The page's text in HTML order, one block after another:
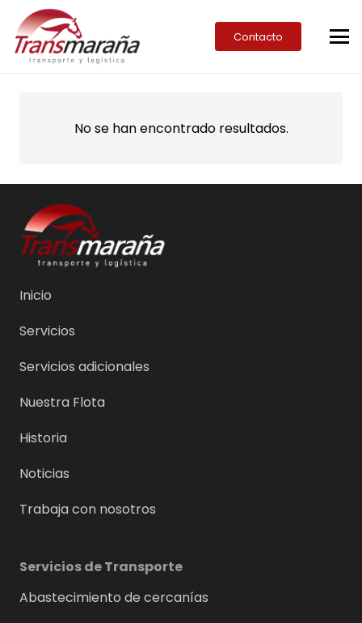
Contacto
No se han encontrado resultados.
Inicio
Servicios
Servicios adicionales
Nuestra Flota
Historia
Noticias
Trabaja con nosotros
Servicios de Transporte
Abastecimiento de cercanías